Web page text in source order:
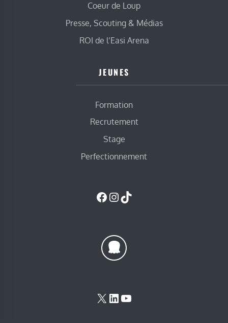
Coeur de Loup
Presse, Scouting & Médias
ROI de l’Easi Arena
JEUNES
Formation
Recrutement
Stage
Perfectionnement
Facebook
Instagram
TikTok
X LinkedIn
YouTube